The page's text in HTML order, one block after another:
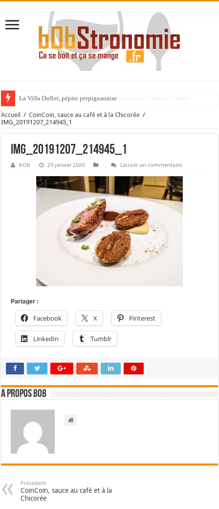
La Villa Duflot, pépite perpignanaise
Accueil / CoinCoin, sauce au café et à la Chicorée /
IMG_20191207_214945_1
IMG_20191207_214945_1
bOb 29 janvier 2020 Laisser un commentaire
Partager :
Facebook X Pinterest
LinkedIn Tumblr
A propos bOb
Précedent
CoinCoin, sauce au café et à la
Chicorée